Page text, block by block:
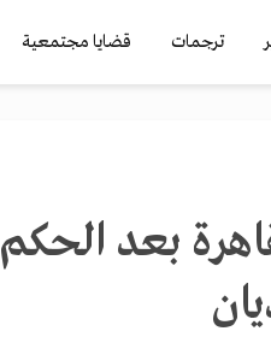
ترجمات قضايا مجتمعية
بعد الحكم